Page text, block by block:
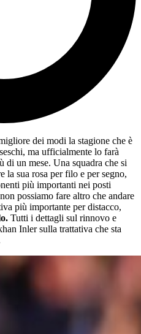
dei modi la stagione che è
ma ufficialmente lo farà
di un mese. Una squadra che si
la sua rosa per filo e per segno,
più importanti nei posti
possiamo fare altro che andare
più importante per distacco,
Tutti i dettagli sul rinnovo e
Inler sulla trattativa che sta